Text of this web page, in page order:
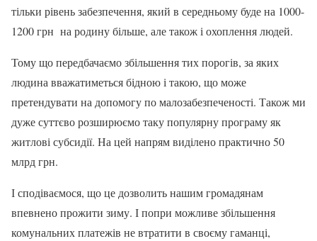
тільки рівень забезпечення, який в середньому буде на 1000-
1200 грн на родину більше, але також і охоплення людей.
Тому що передбачаємо збільшення тих порогів, за яких
людина вважатиметься бідною і такою, що може
претендувати на допомогу по малозабезпеченості. Також ми
дуже суттєво розширюємо таку популярну програму як
житлові субсидії. На цей напрям виділено практично 50
млрд грн.
І сподіваємося, що це дозволить нашим громадянам
впевнено прожити зиму. І попри можливе збільшення
комунальних платежів не втратити в своєму гаманці,